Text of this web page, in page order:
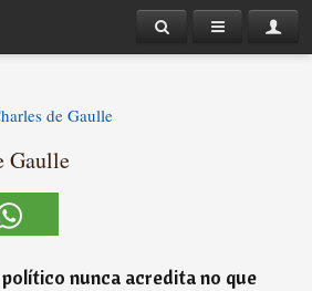
de Gaulle
Gaulle
nunca acredita no que